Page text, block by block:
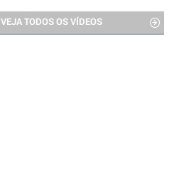
VEJA TODOS OS VÍDEOS